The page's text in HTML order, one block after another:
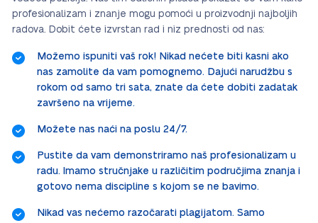
profesionalizam i znanje mogu pomoći u proizvodnji najboljih
radova. Dobit ćete izvrstan rad i niz prednosti od nas:
Možemo ispuniti vaš rok! Nikad nećete biti kasni ako
nas zamolite da vam pomognemo. Dajući narudžbu s
rokom od samo tri sata, znate da ćete dobiti zadatak
završeno na vrijeme.
Možete nas naći na poslu 24/7.
Pustite da vam demonstriramo naš profesionalizam u
radu. Imamo stručnjake u različitim područjima znanja i
gotovo nema discipline s kojom se ne bavimo.
Nikad vas nećemo razočarati plagijatom. Samo